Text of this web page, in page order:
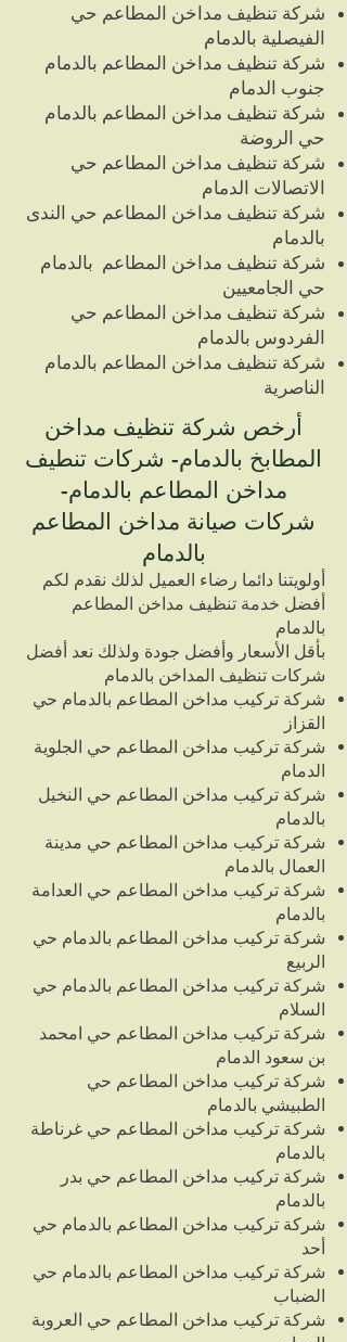
شركة تنظيف مداخن المطاعم حي
الفيصلية بالدمام
شركة تنظيف مداخن المطاعم بالدمام
جنوب الدمام
شركة تنظيف مداخن المطاعم بالدمام
حي الروضة
شركة تنظيف مداخن المطاعم حي
الاتصالات الدمام
شركة تنظيف مداخن المطاعم حي الندى
بالدمام
شركة تنظيف مداخن المطاعم بالدمام
حي الجامعيين
شركة تنظيف مداخن المطاعم حي
الفردوس بالدمام
شركة تنظيف مداخن المطاعم بالدمام
الناصرية
أرخص شركة تنظيف مداخن
المطابخ بالدمام- شركات تنطيف
مداخن المطاعم بالدمام-
شركات صيانة مداخن المطاعم
بالدمام
أولويتنا دائما رضاء العميل لذلك نقدم لكم
أفضل خدمة تنظيف مداخن المطاعم
بالدمام
بأقل الأسعار وأفضل جودة ولذلك نعد أفضل
شركات تنظيف المداخن بالدمام
شركة تركيب مداخن المطاعم بالدمام حي
القزاز
شركة تركيب مداخن المطاعم حي الجلوية
الدمام
شركة تركيب مداخن المطاعم حي النخيل
بالدمام
شركة تركيب مداخن المطاعم حي مدينة
العمال بالدمام
شركة تركيب مداخن المطاعم حي العدامة
بالدمام
شركة تركيب مداخن المطاعم بالدمام حي
الربيع
شركة تركيب مداخن المطاعم بالدمام حي
السلام
شركة تركيب مداخن المطاعم حي امحمد
بن سعود الدمام
شركة تركيب مداخن المطاعم حي
الطبيشي بالدمام
شركة تركيب مداخن المطاعم حي غرناطة
بالدمام
شركة تركيب مداخن المطاعم حي بدر
بالدمام
شركة تركيب مداخن المطاعم بالدمام حي
أحد
شركة تركيب مداخن المطاعم بالدمام حي
الضباب
شركة تركيب مداخن المطاعم حي العروبة